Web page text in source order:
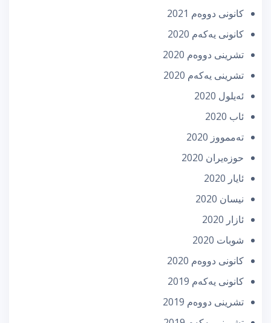
كانونی دووه‌م 2021
كانونی یه‌كه‌م 2020
تشرینی دووه‌م 2020
تشرینی یه‌كه‌م 2020
ئه‌یلول 2020
ئاب 2020
تەممووز 2020
حوزه‌یران 2020
ئایار 2020
نیسان 2020
ئازار 2020
شوبات 2020
كانونی دووه‌م 2020
كانونی یه‌كه‌م 2019
تشرینی دووه‌م 2019